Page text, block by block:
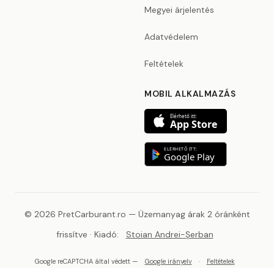
Megyei árjelentés
Adatvédelem
Feltételek
MOBIL ALKALMAZÁS
Elérhető itt:
App Store
ELÉRHETŐ ITT:
Google Play
© 2026 PretCarburant.ro — Üzemanyag árak 2 óránként
frissítve · Kiadó:
Stoian Andrei-Șerban
Google reCAPTCHA által védett — Google irányelv · Feltételek